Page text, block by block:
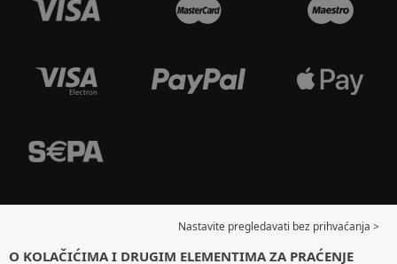
Nastavite pregledavati bez prihvaćanja >
O KOLAČIĆIMA I DRUGIM ELEMENTIMA ZA PRAĆENJE